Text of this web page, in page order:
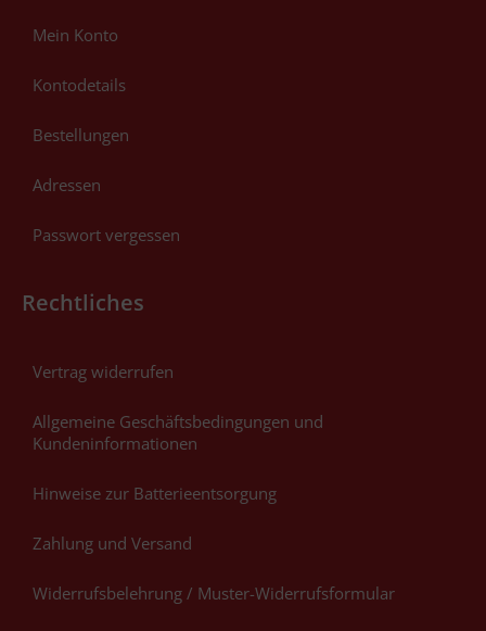
Mein Konto
Kontodetails
Bestellungen
Adressen
Passwort vergessen
Rechtliches
Vertrag widerrufen
Allgemeine Geschäftsbedingungen und
Kundeninformationen
Hinweise zur Batterieentsorgung
Zahlung und Versand
Widerrufsbelehrung / Muster-Widerrufsformular